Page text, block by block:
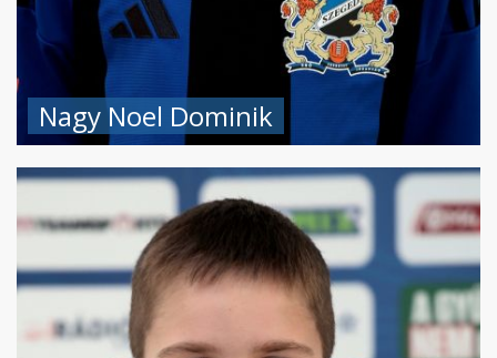
Nagy Noel Dominik